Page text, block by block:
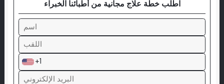
اطلب خطة علاج مجانية من أطبائنا الخبراء
+1